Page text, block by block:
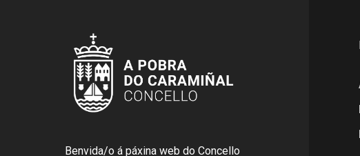
Benvida/o á páxina web do Concello